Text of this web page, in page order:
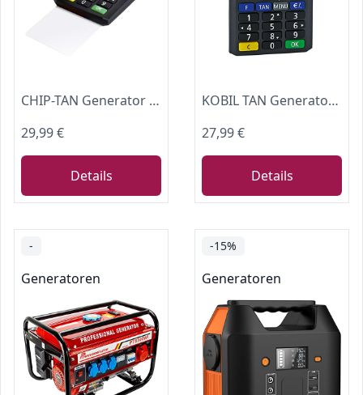
CHIP-TAN Generator KOBIL TAN Optimus Comfort V1.4 - Sparkassen - Banken Tan von EMW-Elektro-Media-World
29,99 €
Details
KOBIL TAN Generator TAN Optimus Comfort ohne Branding
27,99 €
Details
-
Generatoren
-15%
Generatoren